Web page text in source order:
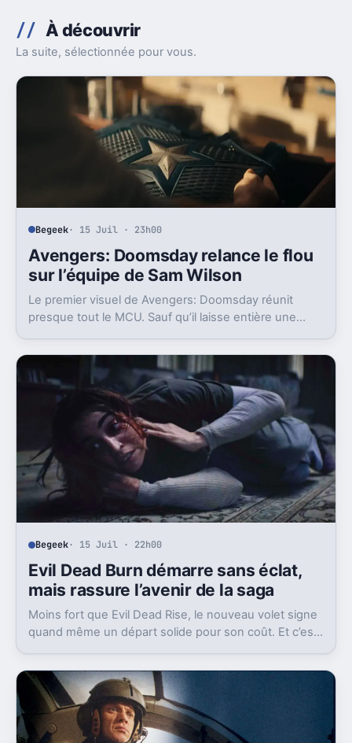
À découvrir
La suite, sélectionnée pour vous.
Begeek· 15 Juil · 23h00
Avengers: Doomsday relance le flou
sur l’équipe de Sam Wilson
Le premier visuel de Avengers: Doomsday réunit
presque tout le MCU. Sauf qu’il laisse entière une
Wilson ?
Begeek· 15 Juil · 22h00
Evil Dead Burn démarre sans éclat,
mais rassure l’avenir de la saga
Moins fort que Evil Dead Rise, le nouveau volet signe
quand même un départ solide pour son coût. Et c’est